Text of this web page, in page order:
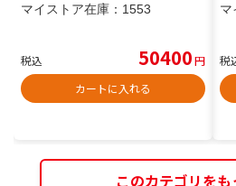
マイストア在庫： 1553
税込 50400円
カートに入れる
マ
税
このカテゴリをも